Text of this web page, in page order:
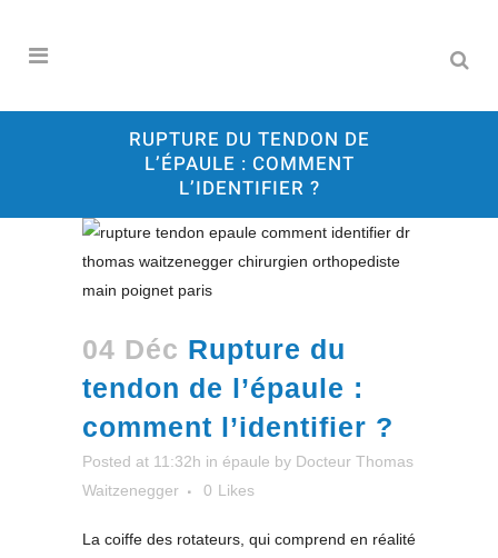
RUPTURE DU TENDON DE
L’ÉPAULE : COMMENT
L’IDENTIFIER ?
04 Déc Rupture du
tendon de l’épaule :
comment l’identifier ?
Posted at 11:32h in épaule by Docteur Thomas
Waitzenegger
0 Likes
La coiffe des rotateurs, qui comprend en réalité